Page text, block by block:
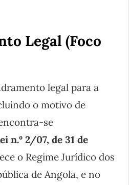
Legal (Foco
legal para a
o motivo de
se
n.º 2/07, de 31 de
o Regime Jurídico dos
de Angola, e no